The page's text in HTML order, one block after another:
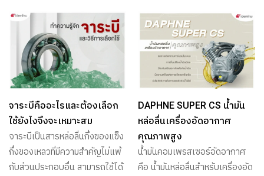
จาระบีคืออะไรและต้องเลือก
ใช้ยังไงจึงจะเหมาะสม
จาระบีเป็นสารหล่อลื่นกึ่งของแข็ง
กึ่งของเหลวที่มีความสำคัญไม่แพ้
กับส่วนประกอบอื่น สามารถใช้ได้
DAPHNE SUPER CS น้ำมัน
หล่อลื่นเครื่องอัดอากาศ
คุณภาพสูง
น้ำมันคอมเพรสเซอร์อัดอากาศ
คือ น้ำมันหล่อลื่นสำหรับเครื่องอัด